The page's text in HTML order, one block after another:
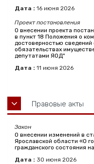
Дата : 16 июня 2026
Проект постановления
О внесении проекта
в пункт 18 Положения о
достоверностью
обязательствах
депутатами ЯОД"
Дата : 11 июня 2026
Правовые акты
Закон
О внесении изменений в
Ярославской области «О
гражданского состояния
Дата : 30 июня 2026